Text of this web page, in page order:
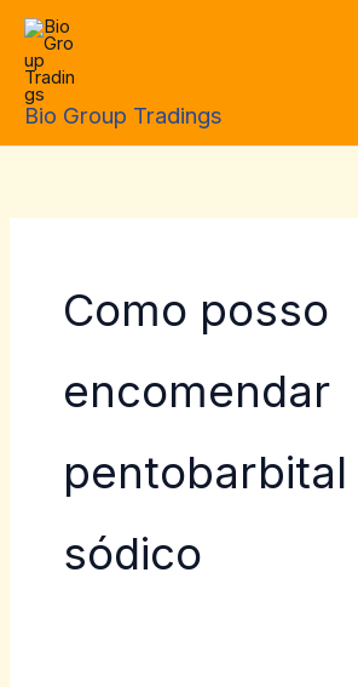
Skip
content
Bio Group Tradings
Como posso
encomendar
pentobarbital
sódico